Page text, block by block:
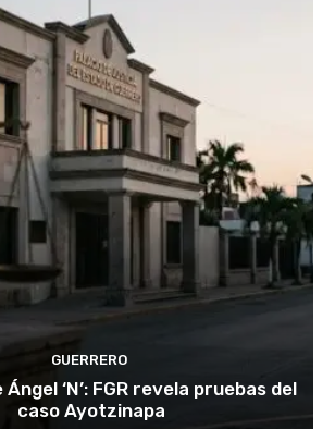
GUERRERO
‘N’: FGR revela pruebas del
caso Ayotzinapa